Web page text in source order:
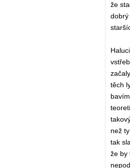
že
dobrý
těch
než
tak
že by